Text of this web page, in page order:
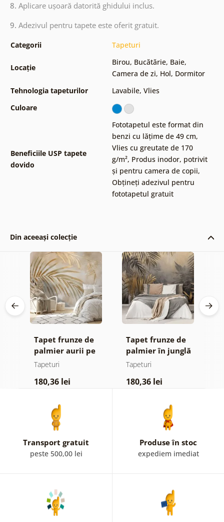
8. Aplicare ușoară datorită ghidului inclus.
9. Adezivul pentru tapete este oferit gratuit.
Categorii Tapeturi
Locație
Birou, Bucătărie, Baie,
Camera de zi, Hol, Dormitor
Tehnologia tapeturilor
Lavabile, Vlies
Culoare
Beneficiile USP tapete
dovido
Fototapetul este format din
benzi cu lățime de 49 cm,
Vlies cu greutate de 170
g/m², Produs inodor, potrivit
și pentru camera de copii,
Obțineți adezivul pentru
fototapetul gratuit
Din aceeași colecție
Tapet frunze de
palmier aurii pe
fundal bej
Tapeturi
180,36 lei
Tapet frunze de
palmier în junglă
Tapeturi
180,36 lei
Transport gratuit
peste 500,00 lei
Produse în stoc
expediem imediat